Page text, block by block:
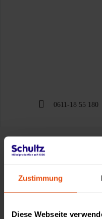
Zustimmung
Diese Webseite
0611-18 55 180
Made by Schultz